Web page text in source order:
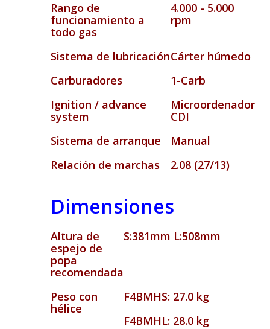
Rango de
funcionamiento a
todo gas
4.000 - 5.000
rpm
Sistema de lubricaciónCárter húmedo
Carburadores
1-Carb
Ignition / advance
system
Microordenador
CDI
Sistema de arranque
Manual
Relación de marchas
2.08 (27/13)
Dimensiones
Altura de
espejo de
popa
recomendada
S:381mm L:508mm
Peso con
hélice
F4BMHS: 27.0 kg
F4BMHL: 28.0 kg